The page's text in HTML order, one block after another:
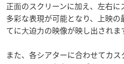
正⾯のスクリーンに加え、左右
多彩な表現が可能となり、上映
てに⼤迫⼒の映像が映し出されま
また、各シアターに合わせてカ